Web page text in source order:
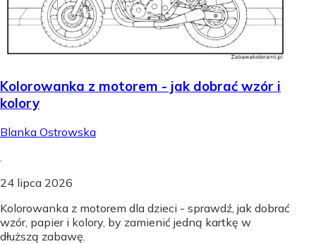
Kolorowanka z motorem - jak dobrać wzór i
kolory
Blanka Ostrowska
24 lipca 2026
Kolorowanka z motorem dla dzieci - sprawdź, jak dobrać
wzór, papier i kolory, by zamienić jedną kartkę w
dłuższą zabawę.